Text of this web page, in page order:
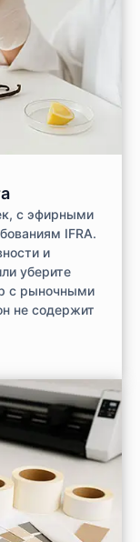
с эфирными
IFRA.
и
уберите
с рыночными
не содержит